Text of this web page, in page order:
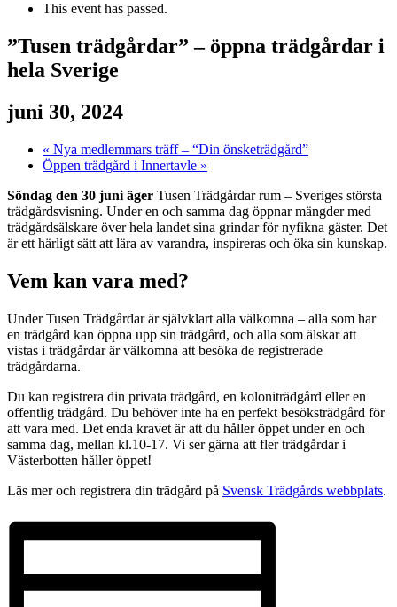
This event has passed.
”Tusen trädgårdar” – öppna trädgårdar i
hela Sverige
juni 30, 2024
« Nya medlemmars träff – “Din önsketrädgård”
Öppen trädgård i Innertavle »
Söndag den 30 juni äger Tusen Trädgårdar rum – Sveriges största
trädgårdsvisning. Under en och samma dag öppnar mängder med
trädgårdsälskare över hela landet sina grindar för nyfikna gäster. Det
är ett härligt sätt att lära av varandra, inspireras och öka sin kunskap.
Vem kan vara med?
Under Tusen Trädgårdar är självklart alla välkomna – alla som har
en trädgård kan öppna upp sin trädgård, och alla som älskar att
vistas i trädgårdar är välkomna att besöka de registrerade
trädgårdarna.
Du kan registrera din privata trädgård, en koloniträdgård eller en
offentlig trädgård. Du behöver inte ha en perfekt besöksträdgård för
att vara med. Det enda kravet är att du håller öppet under en och
samma dag, mellan kl.10-17. Vi ser gärna att fler trädgårdar i
Västerbotten håller öppet!
Läs mer och registrera din trädgård på Svensk Trädgårds webbplats.